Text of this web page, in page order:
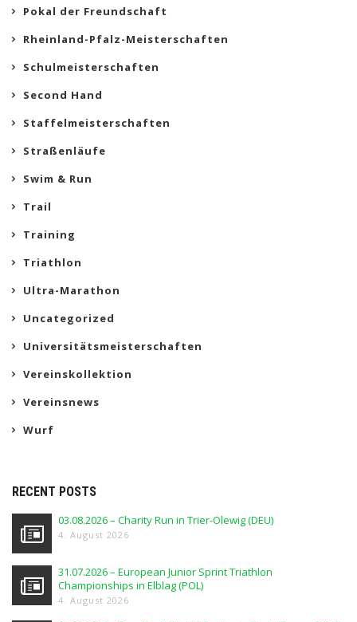
Pokal der Freundschaft
Rheinland-Pfalz-Meisterschaften
Schulmeisterschaften
Second Hand
Staffelmeisterschaften
Straßenläufe
Swim & Run
Trail
Training
Triathlon
Ultra-Marathon
Uncategorized
Universitätsmeisterschaften
Vereinskollektion
Vereinsnews
Wurf
RECENT POSTS
03.08.2026 – Charity Run in Trier-Olewig (DEU)
4. August 2026
31.07.2026 – European Junior Sprint Triathlon
Championships in Elblag (POL)
4. August 2026